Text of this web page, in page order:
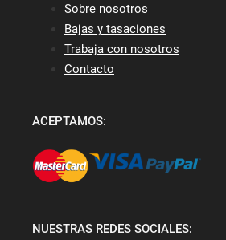
Sobre nosotros
Bajas y tasaciones
Trabaja con nosotros
Contacto
ACEPTAMOS:
NUESTRAS REDES SOCIALES: